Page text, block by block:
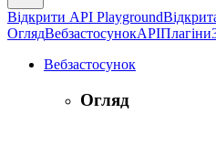
Відкрити API Playground
ОглядВебзастосунокAPIПлагіни
Вебзастосунок
Огляд